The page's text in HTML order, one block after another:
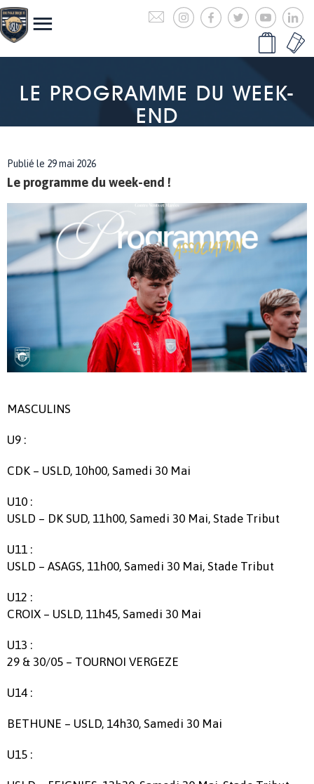
LE PROGRAMME DU WEEK-
END
Publié le 29 mai 2026
Le programme du week-end !
MASCULINS
U9 :
CDK – USLD, 10h00, Samedi 30 Mai
U10 :
USLD – DK SUD, 11h00, Samedi 30 Mai, Stade Tribut
U11 :
USLD – ASAGS, 11h00, Samedi 30 Mai, Stade Tribut
U12 :
CROIX – USLD, 11h45, Samedi 30 Mai
U13 :
29 & 30/05 – TOURNOI VERGEZE
U14 :
BETHUNE – USLD, 14h30, Samedi 30 Mai
U15 :